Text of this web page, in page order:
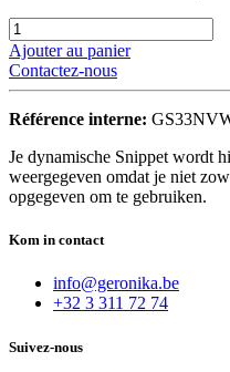
Ajouter au panier
Contactez-nous
Référence interne:
Je dynamische Snippet wordt
weergegeven omdat je niet
opgegeven om te gebruiken.
Kom in contact
info@geronika.be
+32 3 311 72 74
Suivez-nous